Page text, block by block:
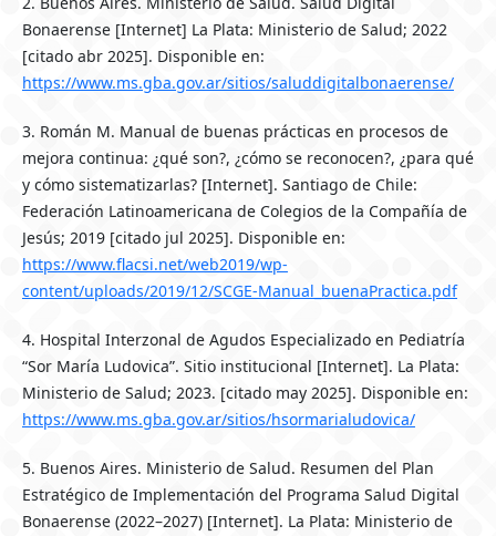
Bonaerense [Internet] La Plata: Ministerio de Salud; 2022
[citado abr 2025]. Disponible en:
https://www.ms.gba.gov.ar/sitios/saluddigitalbonaerense/
3. Román M. Manual de buenas prácticas en procesos de
mejora continua: ¿qué son?, ¿cómo se reconocen?, ¿para qué
y cómo sistematizarlas? [Internet]. Santiago de Chile:
Federación Latinoamericana de Colegios de la Compañía de
Jesús; 2019 [citado jul 2025]. Disponible en:
https://www.flacsi.net/web2019/wp-
content/uploads/2019/12/SCGE-Manual_buenaPractica.pdf
4. Hospital Interzonal de Agudos Especializado en Pediatría
“Sor María Ludovica”. Sitio institucional [Internet]. La Plata:
Ministerio de Salud; 2023. [citado may 2025]. Disponible en:
https://www.ms.gba.gov.ar/sitios/hsormarialudovica/
5. Buenos Aires. Ministerio de Salud. Resumen del Plan
Estratégico de Implementación del Programa Salud Digital
Bonaerense (2022–2027) [Internet]. La Plata: Ministerio de